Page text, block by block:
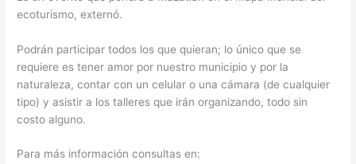
ecoturismo, externó.
Podrán participar todos los que quieran; lo único que se
requiere es tener amor por nuestro municipio y por la
naturaleza, contar con un celular o una cámara (de cualquier
tipo) y asistir a los talleres que irán organizando, todo sin
costo alguno.
Para más información consultas en: